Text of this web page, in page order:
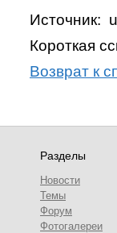
Источник:
Короткая
Возврат к
Разделы
Новости
Темы
Форум
Фотогалереи